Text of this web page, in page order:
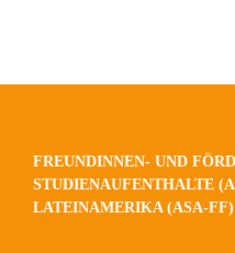
FREUNDINNEN- UND
STUDIENAUFENTHALTE
LATEINAMERIKA (ASA-